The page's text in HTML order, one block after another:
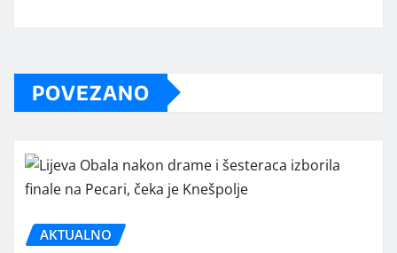
POVEZANO
AKTUALNO